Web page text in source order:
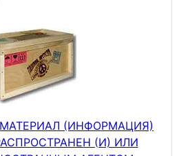
(ИНФОРМАЦИЯ)
(И) ИЛИ